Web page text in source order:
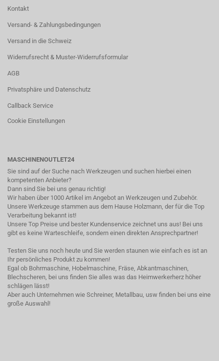
Kontakt
Versand- & Zahlungsbedingungen
Versand in die Schweiz
Widerrufsrecht & Muster-Widerrufsformular
AGB
Privatsphäre und Datenschutz
Callback Service
Cookie Einstellungen
MASCHINENOUTLET24
Sie sind auf der Suche nach Werkzeugen und suchen hierbei einen
kompetenten Anbieter?
Dann sind Sie bei uns genau richtig!
Wir haben über 1000 Artikel im Angebot an Werkzeugen und Zubehör.
Unsere Werkzeuge stammen aus dem Hause Holzmann, der für die Top
Verarbeitung bekannt ist!
Unsere Top Preise und bester Kundenservice zeichnet uns aus! Bei uns
gibt es keine Warteschleife, sondern einen direkten Ansprechpartner!
Testen Sie uns noch heute und Sie werden staunen wie einfach es ist an
Ihr persönliches Produkt zu kommen!
Egal ob Bohrmaschine, Hobelmaschine, Fräse, Abkantmaschinen,
Blechscheren, bei uns finden Sie alles was das Heimwerkerherz höher
schlägen lässt!
Aber auch Unternehmen wie Schreiner, Metallbau, usw finden bei uns eine
große Auswahl!